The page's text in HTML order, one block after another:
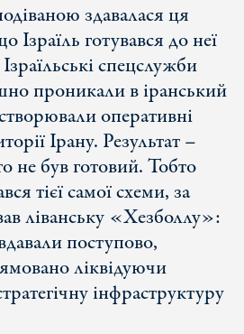
здавалася ця
Ізраїль готувався до неї
спецслужби
проникали в іранський
оперативні
Ірану. Результат –
не був готовий. Тобто
тієї самої схеми, за
ліванську «Хезболлу»:
поступово,
ліквідуючи
інфраструктуру